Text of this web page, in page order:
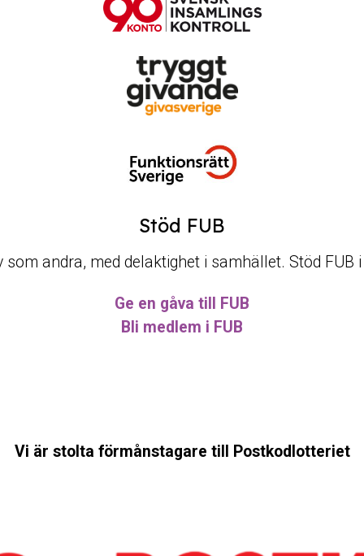
Stöd FUB
som andra, med delaktighet i samhället. Stöd FUB
Ge en gåva till FUB
Bli medlem i FUB
Vi är stolta förmånstagare till Postkodlotteriet